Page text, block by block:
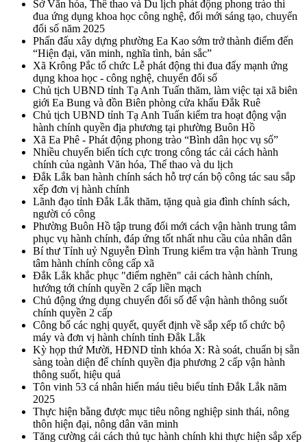
Sở Văn hóa, Thể thao và Du lịch phát động phong trào thi
đua ứng dụng khoa học công nghệ, đổi mới sáng tạo, chuyển
đổi số năm 2025
Phấn đấu xây dựng phường Ea Kao sớm trở thành điểm đến
“Hiện đại, văn minh, nghĩa tình, bản sắc”
Xã Krông Pắc tổ chức Lễ phát động thi đua đẩy mạnh ứng
dụng khoa học - công nghệ, chuyển đổi số
Chủ tịch UBND tỉnh Tạ Anh Tuấn thăm, làm việc tại xã biên
giới Ea Bung và đồn Biên phòng cửa khẩu Đắk Ruê
Chủ tịch UBND tỉnh Tạ Anh Tuấn kiểm tra hoạt động vận
hành chính quyền địa phương tại phường Buôn Hồ
Xã Ea Phê - Phát động phong trào “Bình dân học vụ số”
Nhiều chuyển biến tích cực trong công tác cải cách hành
chính của ngành Văn hóa, Thể thao và du lịch
Đắk Lắk ban hành chính sách hỗ trợ cán bộ công tác sau sắp
xếp đơn vị hành chính
Lãnh đạo tỉnh Đắk Lắk thăm, tặng quà gia đình chính sách,
người có công
Phường Buôn Hồ tập trung đổi mới cách vận hành trung tâm
phục vụ hành chính, đáp ứng tốt nhất nhu cầu của nhân dân
Bí thư Tỉnh uỷ Nguyễn Đình Trung kiểm tra vận hành Trung
tâm hành chính công cấp xã
Đắk Lắk khắc phục "điểm nghẽn" cải cách hành chính,
hướng tới chính quyền 2 cấp liền mạch
Chủ động ứng dụng chuyển đổi số để vận hành thông suốt
chính quyền 2 cấp
Công bố các nghị quyết, quyết định về sắp xếp tổ chức bộ
máy và đơn vị hành chính tỉnh Đắk Lắk
Kỳ họp thứ Mười, HĐND tỉnh khóa X: Rà soát, chuẩn bị sẵn
sàng toàn diện để chính quyền địa phương 2 cấp vận hành
thông suốt, hiệu quả
Tôn vinh 53 cá nhân hiến máu tiêu biểu tỉnh Đắk Lắk năm
2025
Thực hiện bằng được mục tiêu nông nghiệp sinh thái, nông
thôn hiện đại, nông dân văn minh
Tăng cường cải cách thủ tục hành chính khi thực hiện sắp xếp